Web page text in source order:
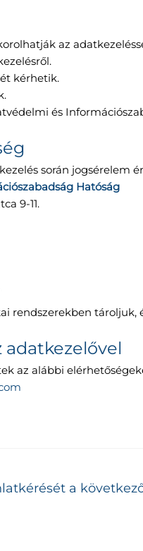
az
kérhetik.
és
során jogsérelem
Hatóság
9-11.
rendszerekben
adatkezelővel
az alábbi
a